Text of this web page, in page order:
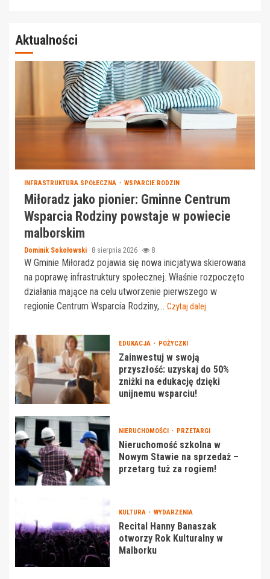
Aktualności
INFRASTRUKTURA SPOŁECZNA WSPARCIE RODZIN
Miłoradz jako pionier: Gminne Centrum
Wsparcia Rodziny powstaje w powiecie
malborskim
Dominik Sokołowski 8 sierpnia 2026 8
W Gminie Miłoradz pojawia się nowa inicjatywa skierowana
na poprawę infrastruktury społecznej. Właśnie rozpoczęto
działania mające na celu utworzenie pierwszego w
regionie Centrum Wsparcia Rodziny,... Czytaj dalej
EDUKACJA POŻYCZKI
Zainwestuj w swoją
przyszłość: uzyskaj do 50%
zniżki na edukację dzięki
unijnemu wsparciu!
NIERUCHOMOŚCI PRZETARGI
Nieruchomość szkolna w
Nowym Stawie na sprzedaż –
przetarg tuż za rogiem!
KULTURA WYDARZENIA
Recital Hanny Banaszak
otworzy Rok Kulturalny w
Malborku